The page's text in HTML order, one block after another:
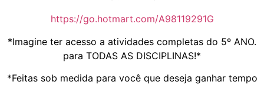
https://go.hotmart.com/A98119291G
*Imagine ter acesso a atividades completas do 5º ANO.
para TODAS AS DISCIPLINAS!*
*Feitas sob medida para você que deseja ganhar tempo